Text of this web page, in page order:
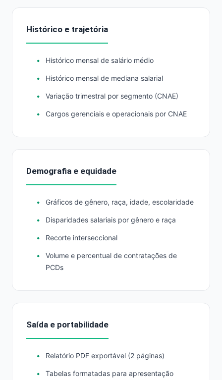
Histórico e trajetória
Histórico mensal de salário médio
Histórico mensal de mediana salarial
Variação trimestral por segmento (CNAE)
Cargos gerenciais e operacionais por CNAE
Demografia e equidade
Gráficos de gênero, raça, idade, escolaridade
Disparidades salariais por gênero e raça
Recorte interseccional
Volume e percentual de contratações de
PCDs
Saída e portabilidade
Relatório PDF exportável (2 páginas)
Tabelas formatadas para apresentação